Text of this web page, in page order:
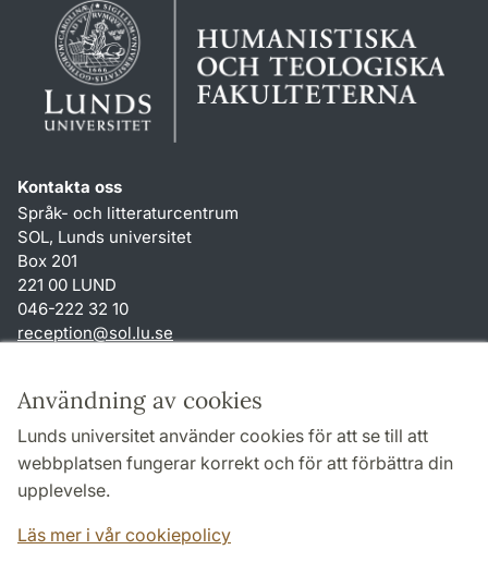
Användning av cookies
Lunds universitet använder cookies för att se till att
webbplatsen fungerar korrekt och för att förbättra din
upplevelse.
Läs mer i vår cookiepolicy
Kontakta oss
Språk- och litteraturcentrum
SOL, Lunds universitet
Box 201
221 00 LUND
046-222 32 10
reception@sol.lu.se
Genvägar
Om webbplatsen och cookies
Behandling av personuppgifter
Tillgänglighetsredogörelse